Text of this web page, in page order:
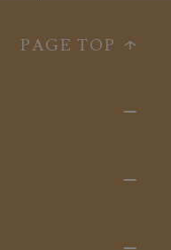
PAGE TOP